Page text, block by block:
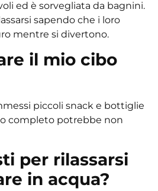
ed è sorvegliata da bagnini.
sapendo che i loro
mentre si divertono.
il mio cibo
piccoli snack e bottiglie
completo potrebbe non
per rilassarsi
in acqua?